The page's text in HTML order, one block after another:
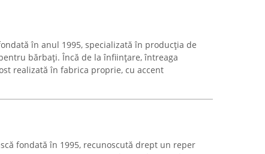
în anul 1995, specializată în producția de
bărbați. Încă de la înființare, întreaga
realizată în fabrica proprie, cu accent
fondată în 1995, recunoscută drept un reper